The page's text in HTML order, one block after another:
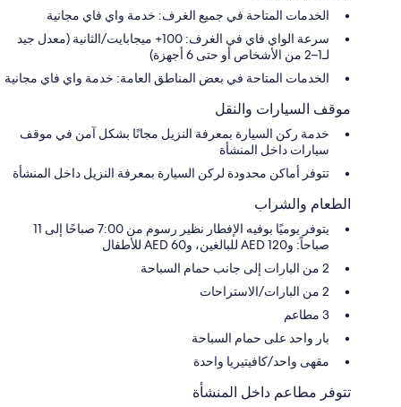
الخدمات المتاحة في جميع الغرف: خدمة واي فاي مجانية
سرعة الواي فاي في الغرف: 100+ ميجابايت/الثانية (معدل جيد
لـ1–2 من الأشخاص أو حتى 6 أجهزة)
الخدمات المتاحة في بعض المناطق العامة: خدمة واي فاي مجانية
موقف السيارات والنقل
خدمة ركن السيارة بمعرفة النزيل مجانًا بشكل آمن في موقف
سيارات داخل المنشأة
تتوفر أماكن محدودة لركن السيارة بمعرفة النزيل داخل المنشأة
الطعام والشراب
يتوفر يوميًا بوفيه الإفطار نظير رسوم من 7:00 صباحًا إلى 11
صباحاً: و120 AED للبالغين، و60 AED للأطفال
2 من البارات إلى جانب حمام السباحة
2 من البارات/الاستراحات
3 مطاعم
بار واحد على حمام السباحة
مقهى واحد/كافيتيريا واحدة
تتوفر مطاعم داخل المنشأة